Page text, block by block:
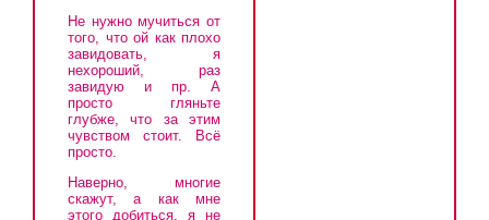
Не нужно мучиться от
того, что ой как плохо
завидовать, я
нехороший, раз
завидую и пр. А
просто гляньте
глубже, что за этим
чувством стоит. Всё
просто.
Наверно, многие
скажут, а как мне
этого добиться, я не